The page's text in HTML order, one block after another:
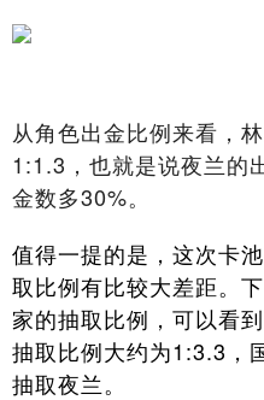
从角色出金比例来看，
1:1.3，也就是说夜兰的
金数多30%。
值得一提的是，这次卡
取比例有比较大差距。
家的抽取比例，可以看
抽取比例大约为1:3.3，
抽取夜兰。